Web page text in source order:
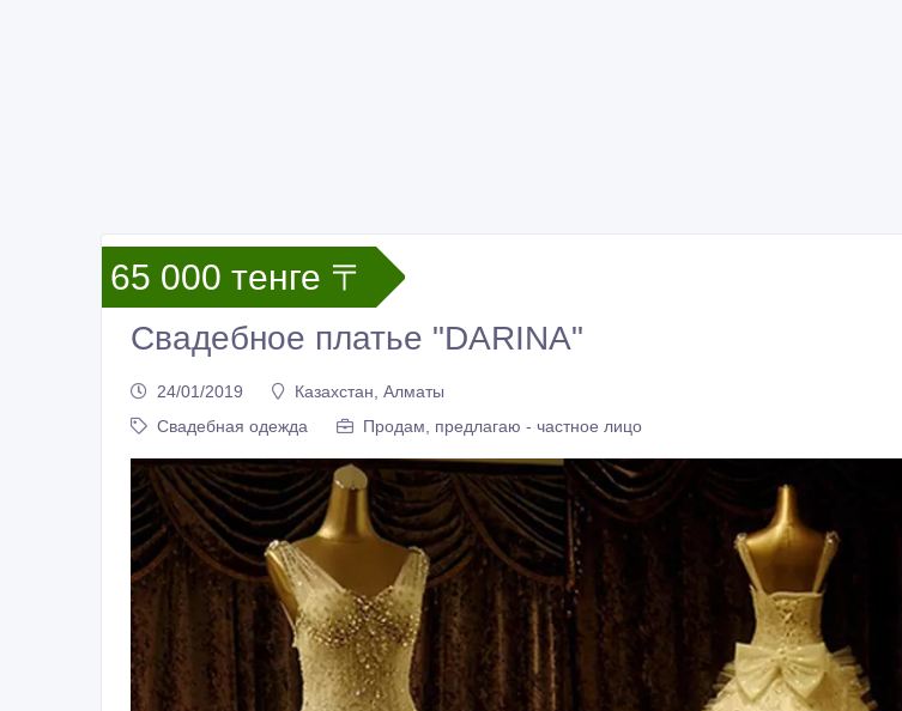
65 000 тенге 〒
Свадебное платье "DARINA"
24/01/2019
Казахстан, Алматы
Свадебная одежда
Продам, предлагаю - частное лицо